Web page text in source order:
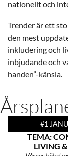
nationellt och
Trender är ett
den mest
inkludering och
inbjudande och
handen”-känsla.
#1
TEMA:
LIVING